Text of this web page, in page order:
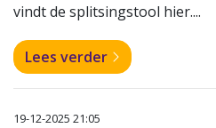
vindt de splitsingstool hier....
Lees verder
19-12-2025 21:05